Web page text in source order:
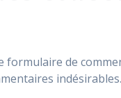
de
indésirables.